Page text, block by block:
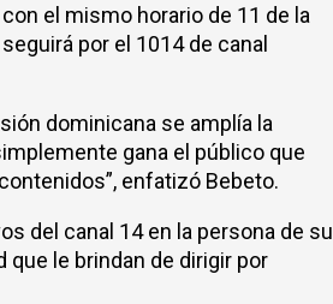
el mismo horario de 11 de la
por el 1014 de canal
dominicana se amplía la
gana el público que
enfatizó Bebeto.
del canal 14 en la persona de su
que le brindan de dirigir por